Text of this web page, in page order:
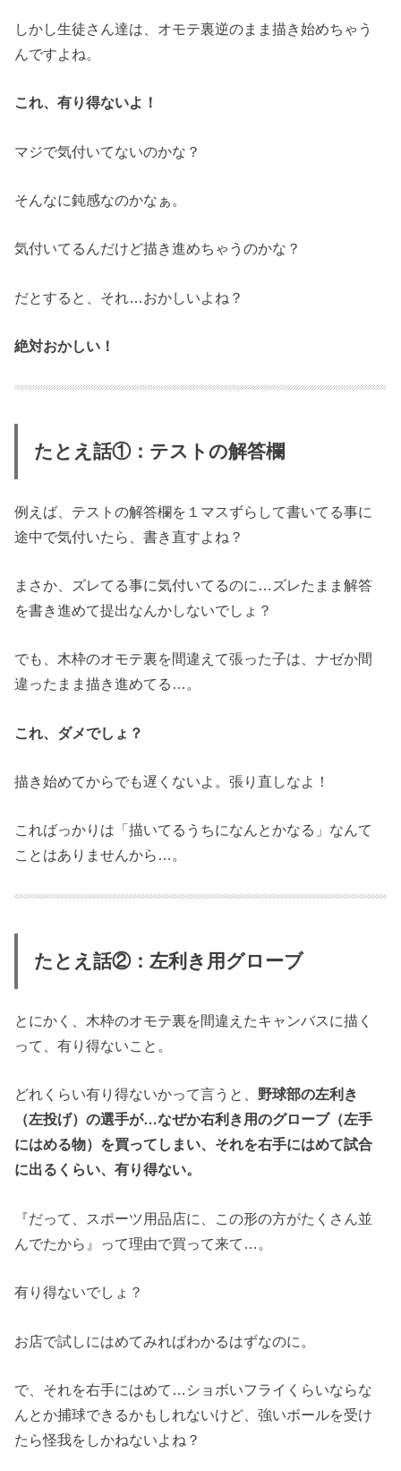
しかし生徒さん達は、オモテ裏逆のまま描き始めちゃう
んですよね。
これ、有り得ないよ！
マジで気付いてないのかな？
そんなに鈍感なのかなぁ。
気付いてるんだけど描き進めちゃうのかな？
だとすると、それ…おかしいよね？
絶対おかしい！
たとえ話①：テストの解答欄
例えば、テストの解答欄を１マスずらして書いてる事に
途中で気付いたら、書き直すよね？
まさか、ズレてる事に気付いてるのに…ズレたまま解答
を書き進めて提出なんかしないでしょ？
でも、木枠のオモテ裏を間違えて張った子は、ナゼか間
違ったまま描き進めてる…。
これ、ダメでしょ？
描き始めてからでも遅くないよ。張り直しなよ！
こればっかりは「描いてるうちになんとかなる」なんて
ことはありませんから…。
たとえ話②：左利き用グローブ
とにかく、木枠のオモテ裏を間違えたキャンバスに描く
って、有り得ないこと。
どれくらい有り得ないかって言うと、 野球部の左利き
（左投げ）の選手が…なぜか右利き用のグローブ（左手
にはめる物）を買ってしまい、それを右手にはめて試合
に出るくらい、有り得ない。
『だって、スポーツ用品店に、この形の方がたくさん並
んでたから』って理由で買って来て…。
有り得ないでしょ？
お店で試しにはめてみればわかるはずなのに。
で、それを右手にはめて…ショボいフライくらいならな
んとか捕球できるかもしれないけど、強いボールを受け
たら怪我をしかねないよね？